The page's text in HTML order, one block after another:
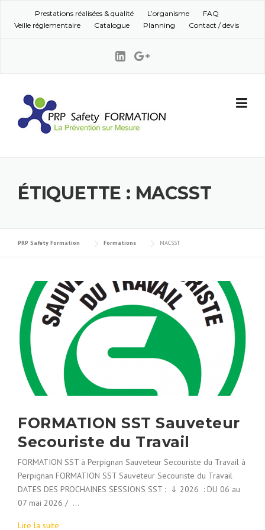
Prestations réalisées & qualité L’organisme
FAQ
Veille réglementaire
Catalogue Planning Contact / devis
ÉTIQUETTE : MACSST
PRP Safety Formation Formations MACSST
FORMATION SST Sauveteur
Secouriste du Travail
FORMATION SST à Perpignan Sauveteur Secouriste du Travail à
Perpignan FORMATION SST Sauveteur Secouriste du Travail
DATES DES PROCHAINES SESSIONS SST : ⇓ 2026 : DU 06 au
07 mai 2026 / …
Lire la suite